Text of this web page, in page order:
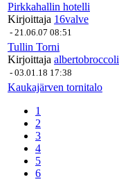
Pirkkahallin hotelli
Kirjoittaja 16valve
- 21.06.07 08:51
Tullin Torni
Kirjoittaja albertobroccoli
- 03.01.18 17:38
Kaukajärven tornitalo
1
2
3
4
5
6